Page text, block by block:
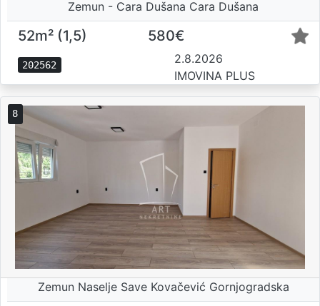
Zemun - Cara Dušana Cara Dušana
52m² (1,5) 580€
202562
2.8.2026
IMOVINA PLUS
8
Zemun Naselje Save Kovačević Gornjogradska